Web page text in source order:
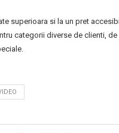
superioara si la un pret
categorii diverse de clienti,